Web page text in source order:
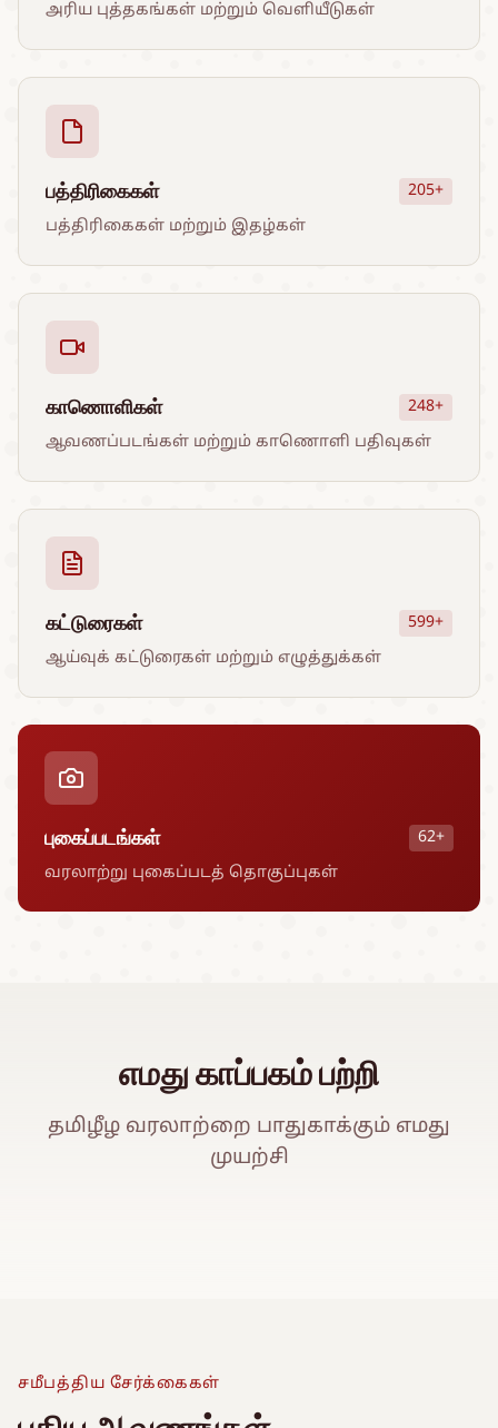
அரிய புத்தகங்கள் மற்றும் வெளியீடுகள்
பத்திரிகைகள்
205+
பத்திரிகைகள் மற்றும் இதழ்கள்
காணொளிகள்
248+
ஆவணப்படங்கள் மற்றும் காணொளி பதிவுகள்
கட்டுரைகள்
599+
ஆய்வுக் கட்டுரைகள் மற்றும் எழுத்துக்கள்
புகைப்படங்கள்
62+
வரலாற்று புகைப்படத் தொகுப்புகள்
எமது காப்பகம் பற்றி
தமிழீழ வரலாற்றை பாதுகாக்கும் எமது
முயற்சி
Watch Promo Video
சமீபத்திய சேர்க்கைகள்